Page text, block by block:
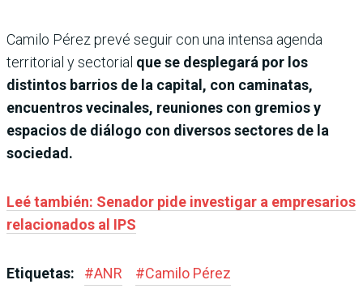
Camilo Pérez prevé seguir con una intensa agenda
territorial y sectorial que se desplegará por los
distintos barrios de la capital, con caminatas,
encuentros vecinales, reuniones con gremios y
espacios de diálogo con diversos sectores de la
sociedad.
Leé también: Senador pide investigar a empresarios
relacionados al IPS
Etiquetas: #ANR #Camilo Pérez